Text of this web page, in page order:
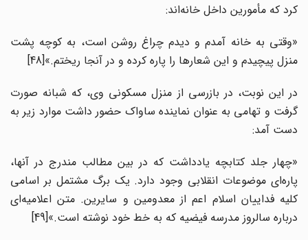
کرد که مأمورین داخل خانه‌اند:
«وقتی به خانه آمدم و دیدم چراغ روشن است، به کوچه پشت
منزل پیچیدم و این شعارها را پاره کرده و در آنجا ریختم.»[48]
در این نوبت، در بازرسی از منزل مسکونی وی، که شبانه صورت
گرفت و تهامی به عنوان نماینده ساواک حضور داشت موارد زیر به
دست آمد:
«چهار جلد کتابچه یادداشت که در بین مطالب مندرج در آنها،
پاره‌ای موضوعات انقلابی وجود دارد. یک برگ مشتمل بر اسامی
کلیه فداییان اسلام اعم از معدومین و سایرین. متن اعلامیه‌‌ای
درباره سالروز مدرسه فیضیه که به خط خود نوشته است.»[49]